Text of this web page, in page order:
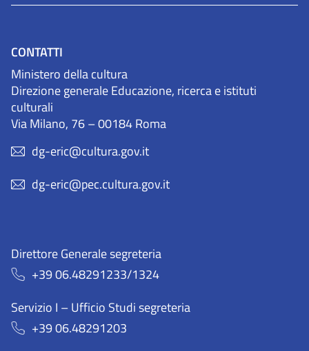
CONTATTI
Ministero della cultura
Direzione generale Educazione, ricerca e istituti
culturali
Via Milano, 76 – 00184 Roma
dg-eric@cultura.gov.it
dg-eric@pec.cultura.gov.it
Direttore Generale segreteria
+39 06.48291233/1324
Servizio I – Ufficio Studi segreteria
+39 06.48291203